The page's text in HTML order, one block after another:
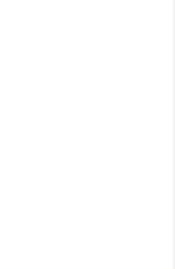
эрүүл
дагуу